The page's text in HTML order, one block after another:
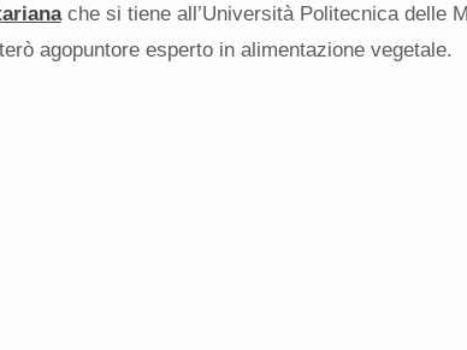
che si tiene all’Università Politecnica delle
agopuntore esperto in alimentazione vegetale.